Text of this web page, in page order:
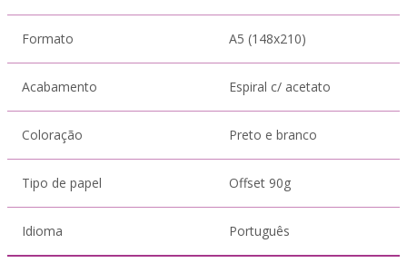
Formato A5 (148x210)
Acabamento Espiral c/ acetato
Coloração Preto e branco
Tipo de papel Offset 90g
Idioma Português